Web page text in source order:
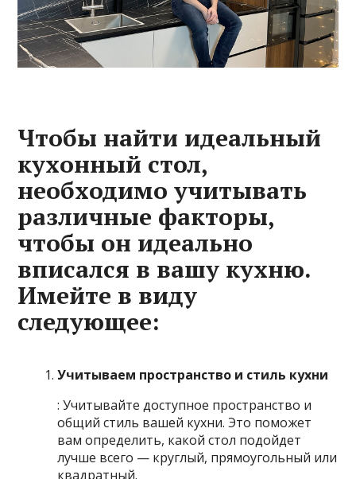
Чтобы найти идеальный
кухонный стол,
необходимо учитывать
различные факторы,
чтобы он идеально
вписался в вашу кухню.
Имейте в виду
следующее:
Учитываем пространство и стиль кухни
: Учитывайте доступное пространство и
общий стиль вашей кухни. Это поможет
вам определить, какой стол подойдет
лучше всего — круглый, прямоугольный или
квадратный.